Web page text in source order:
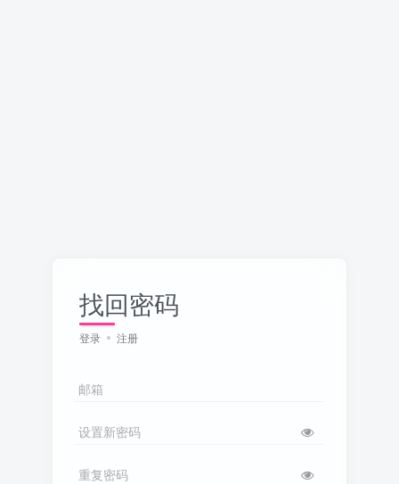
找回密码
登录 注册
邮箱
设置新密码
重复密码